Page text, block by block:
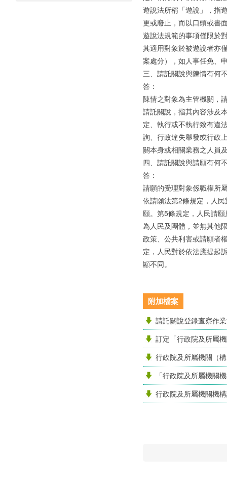
遊說法所稱「遊說」，指
更或廢止，而以口頭或書
遊說法規範的事項僅限於
其適用對象於被遊說者亦
案處分），如人事任免、
三、請託關說與陳情有何
答：
陳情之對象為主管機關，
請託關說，指其內容涉及
定、執行或不執行致有違
詢、行政違失舉發或行政
關本身或相關業務之人員
四、請託關說與請願有何
答：
請願的受理對象係職權所
依請願法第2條規定，人
願。第5條規定，人民請
為人民及團體，並無其他
政策、公共利害或請願者
定，人民對於依法應提起
顯不同。
附加檔案
請託關說登錄查察作
訂定「行政院及所屬
行政院及所屬機關（
「行政院及所屬機關
行政院及所屬機關機